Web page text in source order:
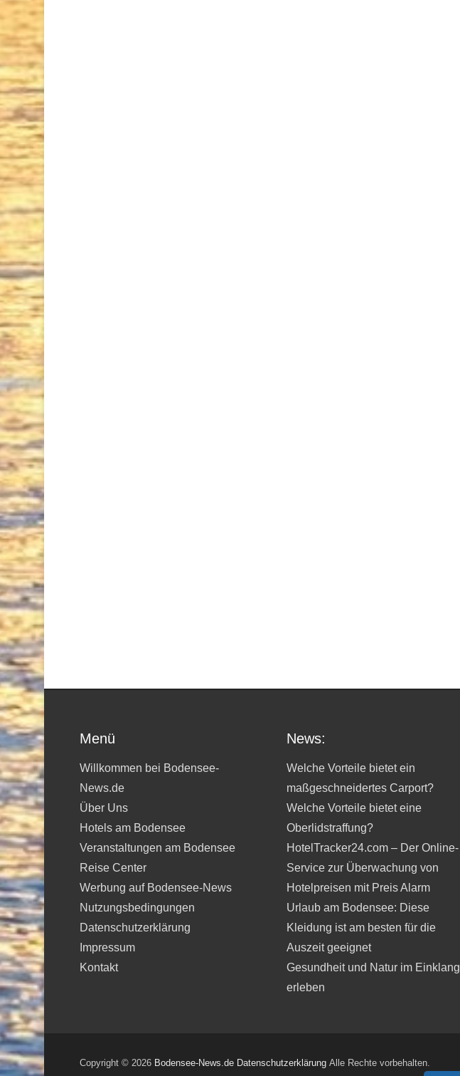
Menü
Willkommen bei Bodensee-
News.de
Über Uns
Hotels am Bodensee
Veranstaltungen am Bodensee
Reise Center
Werbung auf Bodensee-News
Nutzungsbedingungen
Datenschutzerklärung
Impressum
Kontakt
News:
Welche Vorteile bietet ein
maßgeschneidertes Carport?
Welche Vorteile bietet eine
Oberlidstraffung?
HotelTracker24.com – Der Online-
Service zur Überwachung von
Hotelpreisen mit Preis Alarm
Urlaub am Bodensee: Diese
Kleidung ist am besten für die
Auszeit geeignet
Gesundheit und Natur im Einklang
erleben
Copyright © 2026 Bodensee-News.de Datenschutzerklärung Alle Rechte vorbehalten.